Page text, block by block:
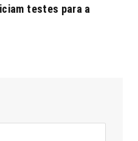
testes para a